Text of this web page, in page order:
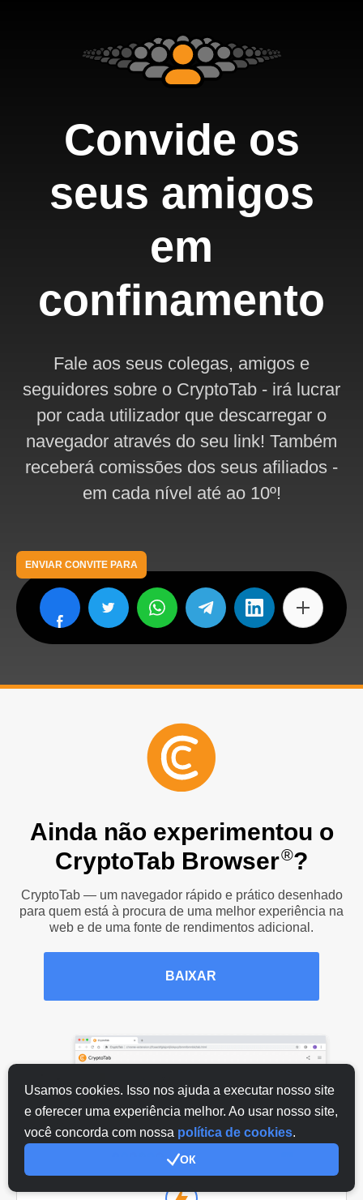
Usamos cookies. Isso nos ajuda a executar nosso site
e oferecer uma experiência melhor. Ao usar nosso site,
você concorda com nossa política de cookies.
ОК
Convide os
seus amigos
em
confinamento
Fale aos seus colegas, amigos e
seguidores sobre o CryptoTab - irá lucrar
por cada utilizador que descarregar o
navegador através do seu link! Também
receberá comissões dos seus afiliados -
em cada nível até ao 10º!
ENVIAR CONVITE PARA
Ainda não experimentou o
CryptoTab Browser®?
CryptoTab — um navegador rápido e prático desenhado
para quem está à procura de uma melhor experiência na
web e de uma fonte de rendimentos adicional.
BAIXAR